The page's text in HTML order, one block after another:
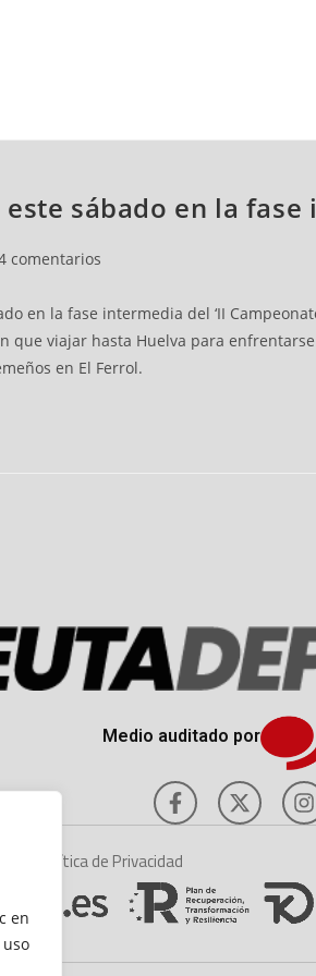
en
sábado en la
comentarios
en la fase intermedia del ‘II
que viajar hasta Huelva para
en El Ferrol.
Medio auditado por
Política de Privacidad